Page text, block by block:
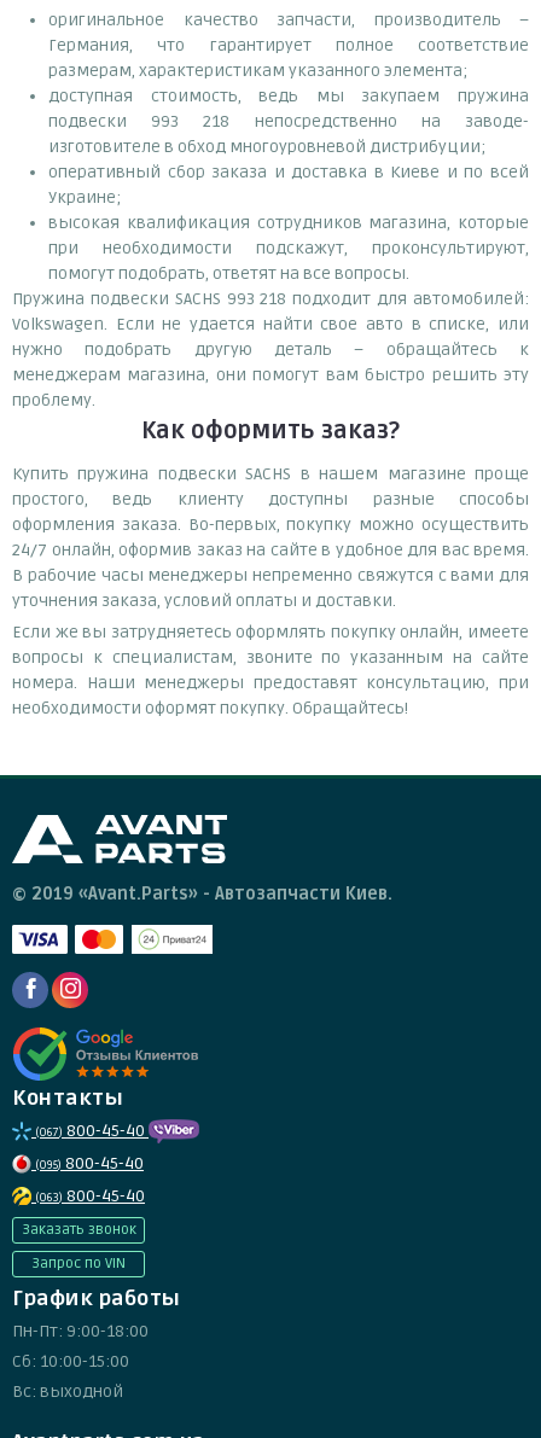
оригинальное качество запчасти, производитель –
Германия, что гарантирует полное соответствие
размерам, характеристикам указанного элемента;
доступная стоимость, ведь мы закупаем пружина
подвески 993 218 непосредственно на заводе-
изготовителе в обход многоуровневой дистрибуции;
оперативный сбор заказа и доставка в Киеве и по всей
Украине;
высокая квалификация сотрудников магазина, которые
при необходимости подскажут, проконсультируют,
помогут подобрать, ответят на все вопросы.
Пружина подвески SACHS 993 218 подходит для автомобилей:
Volkswagen. Если не удается найти свое авто в списке, или
нужно подобрать другую деталь – обращайтесь к
менеджерам магазина, они помогут вам быстро решить эту
проблему.
Как оформить заказ?
Купить пружина подвески SACHS в нашем магазине проще
простого, ведь клиенту доступны разные способы
оформления заказа. Во-первых, покупку можно осуществить
24/7 онлайн, оформив заказ на сайте в удобное для вас время.
В рабочие часы менеджеры непременно свяжутся с вами для
уточнения заказа, условий оплаты и доставки.
Если же вы затрудняетесь оформлять покупку онлайн, имеете
вопросы к специалистам, звоните по указанным на сайте
номера. Наши менеджеры предоставят консультацию, при
необходимости оформят покупку. Обращайтесь!
© 2019 «Avant.Parts» - Автозапчасти Киев.
Контакты
(067) 800-45-40
(095) 800-45-40
(063) 800-45-40
Заказать звонок
Запрос по VIN
График работы
Пн-Пт: 9:00-18:00
Сб: 10:00-15:00
Вс: выходной